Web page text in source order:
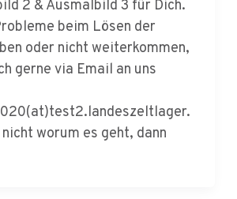
oder nicht weiterkommen,
gerne via Email an uns
worum es geht, dann